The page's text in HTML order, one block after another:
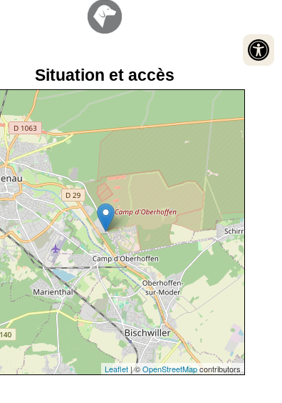
Situation et accès
Leaflet | ©OpenStreetMapcontributors